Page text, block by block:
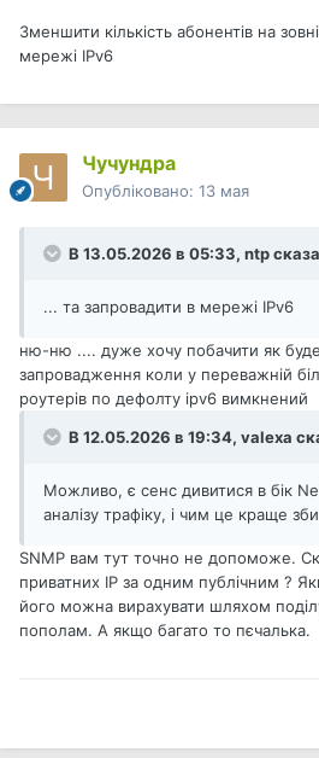
Зменшити кількість абонентів на
мережі IPv6
Чучундра
Опубліковано: 13 мая
В 13.05.2026 в 05:33, ntp
... та запровадити в мережі IPv6
ню-ню .... дуже хочу побачити як буде
запровадження коли у переважній
роутерів по дефолту ipv6 вимкнений
В 12.05.2026 в 19:34, valexa
Можливо, є сенс дивитися в бік
аналізу трафіку, і чим це краще
SNMP вам тут точно не допоможе.
приватних IP за одним публічним ?
його можна вирахувати шляхом
пополам. А якщо багато то пєчалька.